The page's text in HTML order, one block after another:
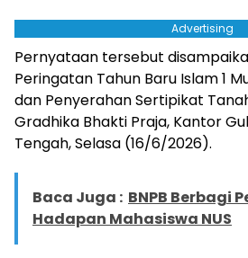
Advertising
Pernyataan tersebut
Peringatan Tahun Baru Islam 1
dan Penyerahan Sertipikat
Gradhika Bhakti Praja, Kantor
Tengah, Selasa (16/6/2026).
Baca Juga : BNPB Berbagi
Hadapan Mahasiswa NUS